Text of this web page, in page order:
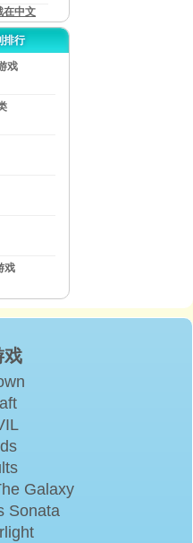
在中文
排行
戏
戏
戏
Galaxy
Sonata